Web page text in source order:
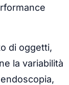
di oggetti,
la variabilità